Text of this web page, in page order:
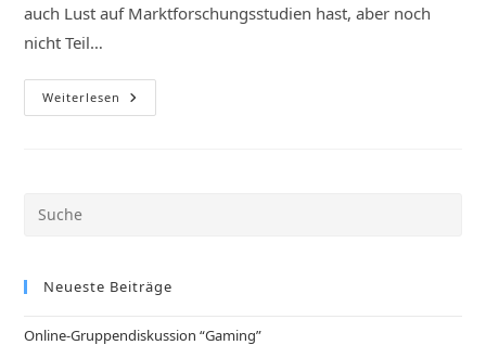
auch Lust auf Marktforschungsstudien hast, aber noch
nicht Teil…
Weiterlesen
Neueste Beiträge
Online-Gruppendiskussion “Gaming”